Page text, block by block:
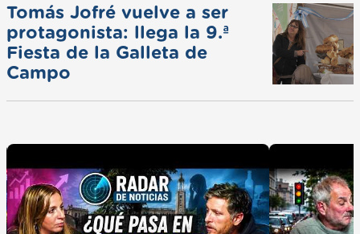
Tomás Jofré vuelve a ser
protagonista: llega la 9.ª
Fiesta de la Galleta de
Campo